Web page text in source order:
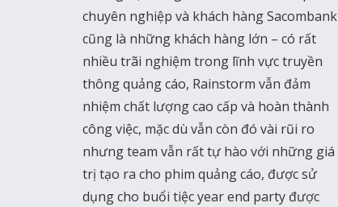
chuyên nghiệp và khách hàng Sacombank
cũng là những khách hàng lớn – có rất
nhiều trãi nghiệm trong lĩnh vực truyền
thông quảng cáo, Rainstorm vẫn đảm
nhiệm chất lượng cao cấp và hoàn thành
công việc, mặc dù vẫn còn đó vài rũi ro
nhưng team vẫn rất tự hào với những giá
trị tạo ra cho phim quảng cáo, được sử
dụng cho buổi tiệc year end party được